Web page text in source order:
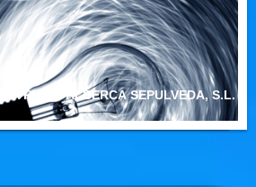
ALBERCA SEPULVEDA, S.L.